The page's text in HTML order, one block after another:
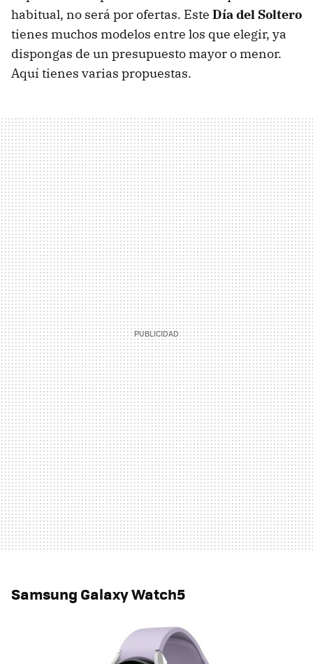
habitual, no será por ofertas. Este Día del Soltero
tienes muchos modelos entre los que elegir, ya
dispongas de un presupuesto mayor o menor.
Aquí tienes varias propuestas.
Samsung Galaxy Watch5